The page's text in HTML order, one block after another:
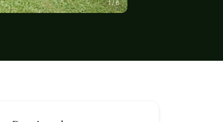
1 / 6